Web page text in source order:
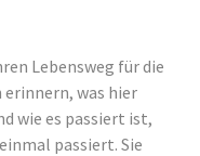
Lebensweg für die
was hier
wie es passiert ist,
passiert. Sie